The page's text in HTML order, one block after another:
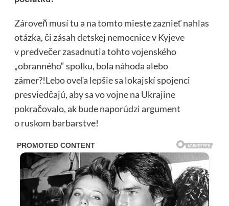
Zároveň musí tu a na tomto mieste zaznieť nahlas
otázka, či zásah detskej nemocnice v Kyjeve
v predvečer zasadnutia tohto vojenského
„obranného“ spolku, bola náhoda alebo
zámer?!Lebo oveľa lepšie sa lokajskí spojenci
presviedčajú, aby sa vo vojne na Ukrajine
pokračovalo, ak bude naporúdzi argument
o ruskom barbarstve!